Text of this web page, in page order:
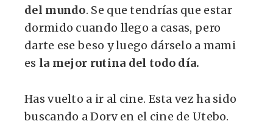
del mundo. Se que tendrías que estar
dormido cuando llego a casas, pero
darte ese beso y luego dárselo a mami
es la mejor rutina del todo día.
Has vuelto a ir al cine. Esta vez ha sido
buscando a Dory en el cine de Utebo.